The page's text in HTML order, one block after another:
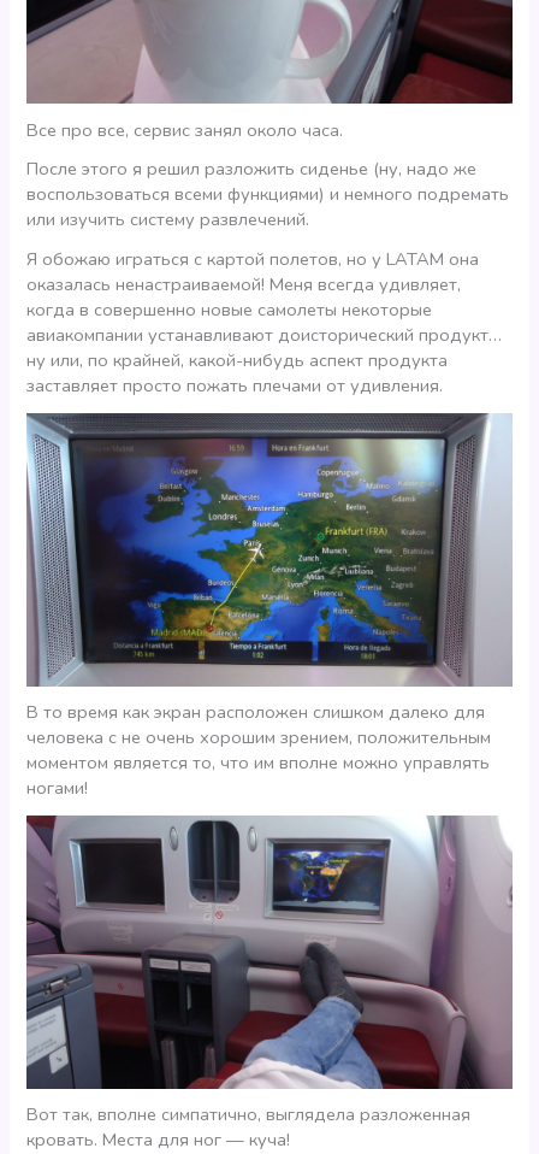
Все про все, сервис занял около часа.
После этого я решил разложить сиденье (ну, надо же
воспользоваться всеми функциями) и немного подремать
или изучить систему развлечений.
Я обожаю играться с картой полетов, но у LATAM она
оказалась ненастраиваемой! Меня всегда удивляет,
когда в совершенно новые самолеты некоторые
авиакомпании устанавливают доисторический продукт…
ну или, по крайней, какой-нибудь аспект продукта
заставляет просто пожать плечами от удивления.
В то время как экран расположен слишком далеко для
человека с не очень хорошим зрением, положительным
моментом является то, что им вполне можно управлять
ногами!
Вот так, вполне симпатично, выглядела разложенная
кровать. Места для ног — куча!